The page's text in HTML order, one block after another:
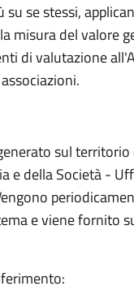
su se stessi,
misura del valore
di valutazione
sul
e della Società -
e viene fornito